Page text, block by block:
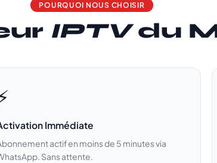
POURQUOI NOUS CHOISIR
IPTVdu
Immédiate
actif en moins de 5 minutes via
Sans attente.